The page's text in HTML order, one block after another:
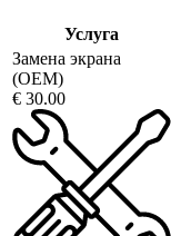
Услуга
Замена экрана
(OEM)
€ 30.00